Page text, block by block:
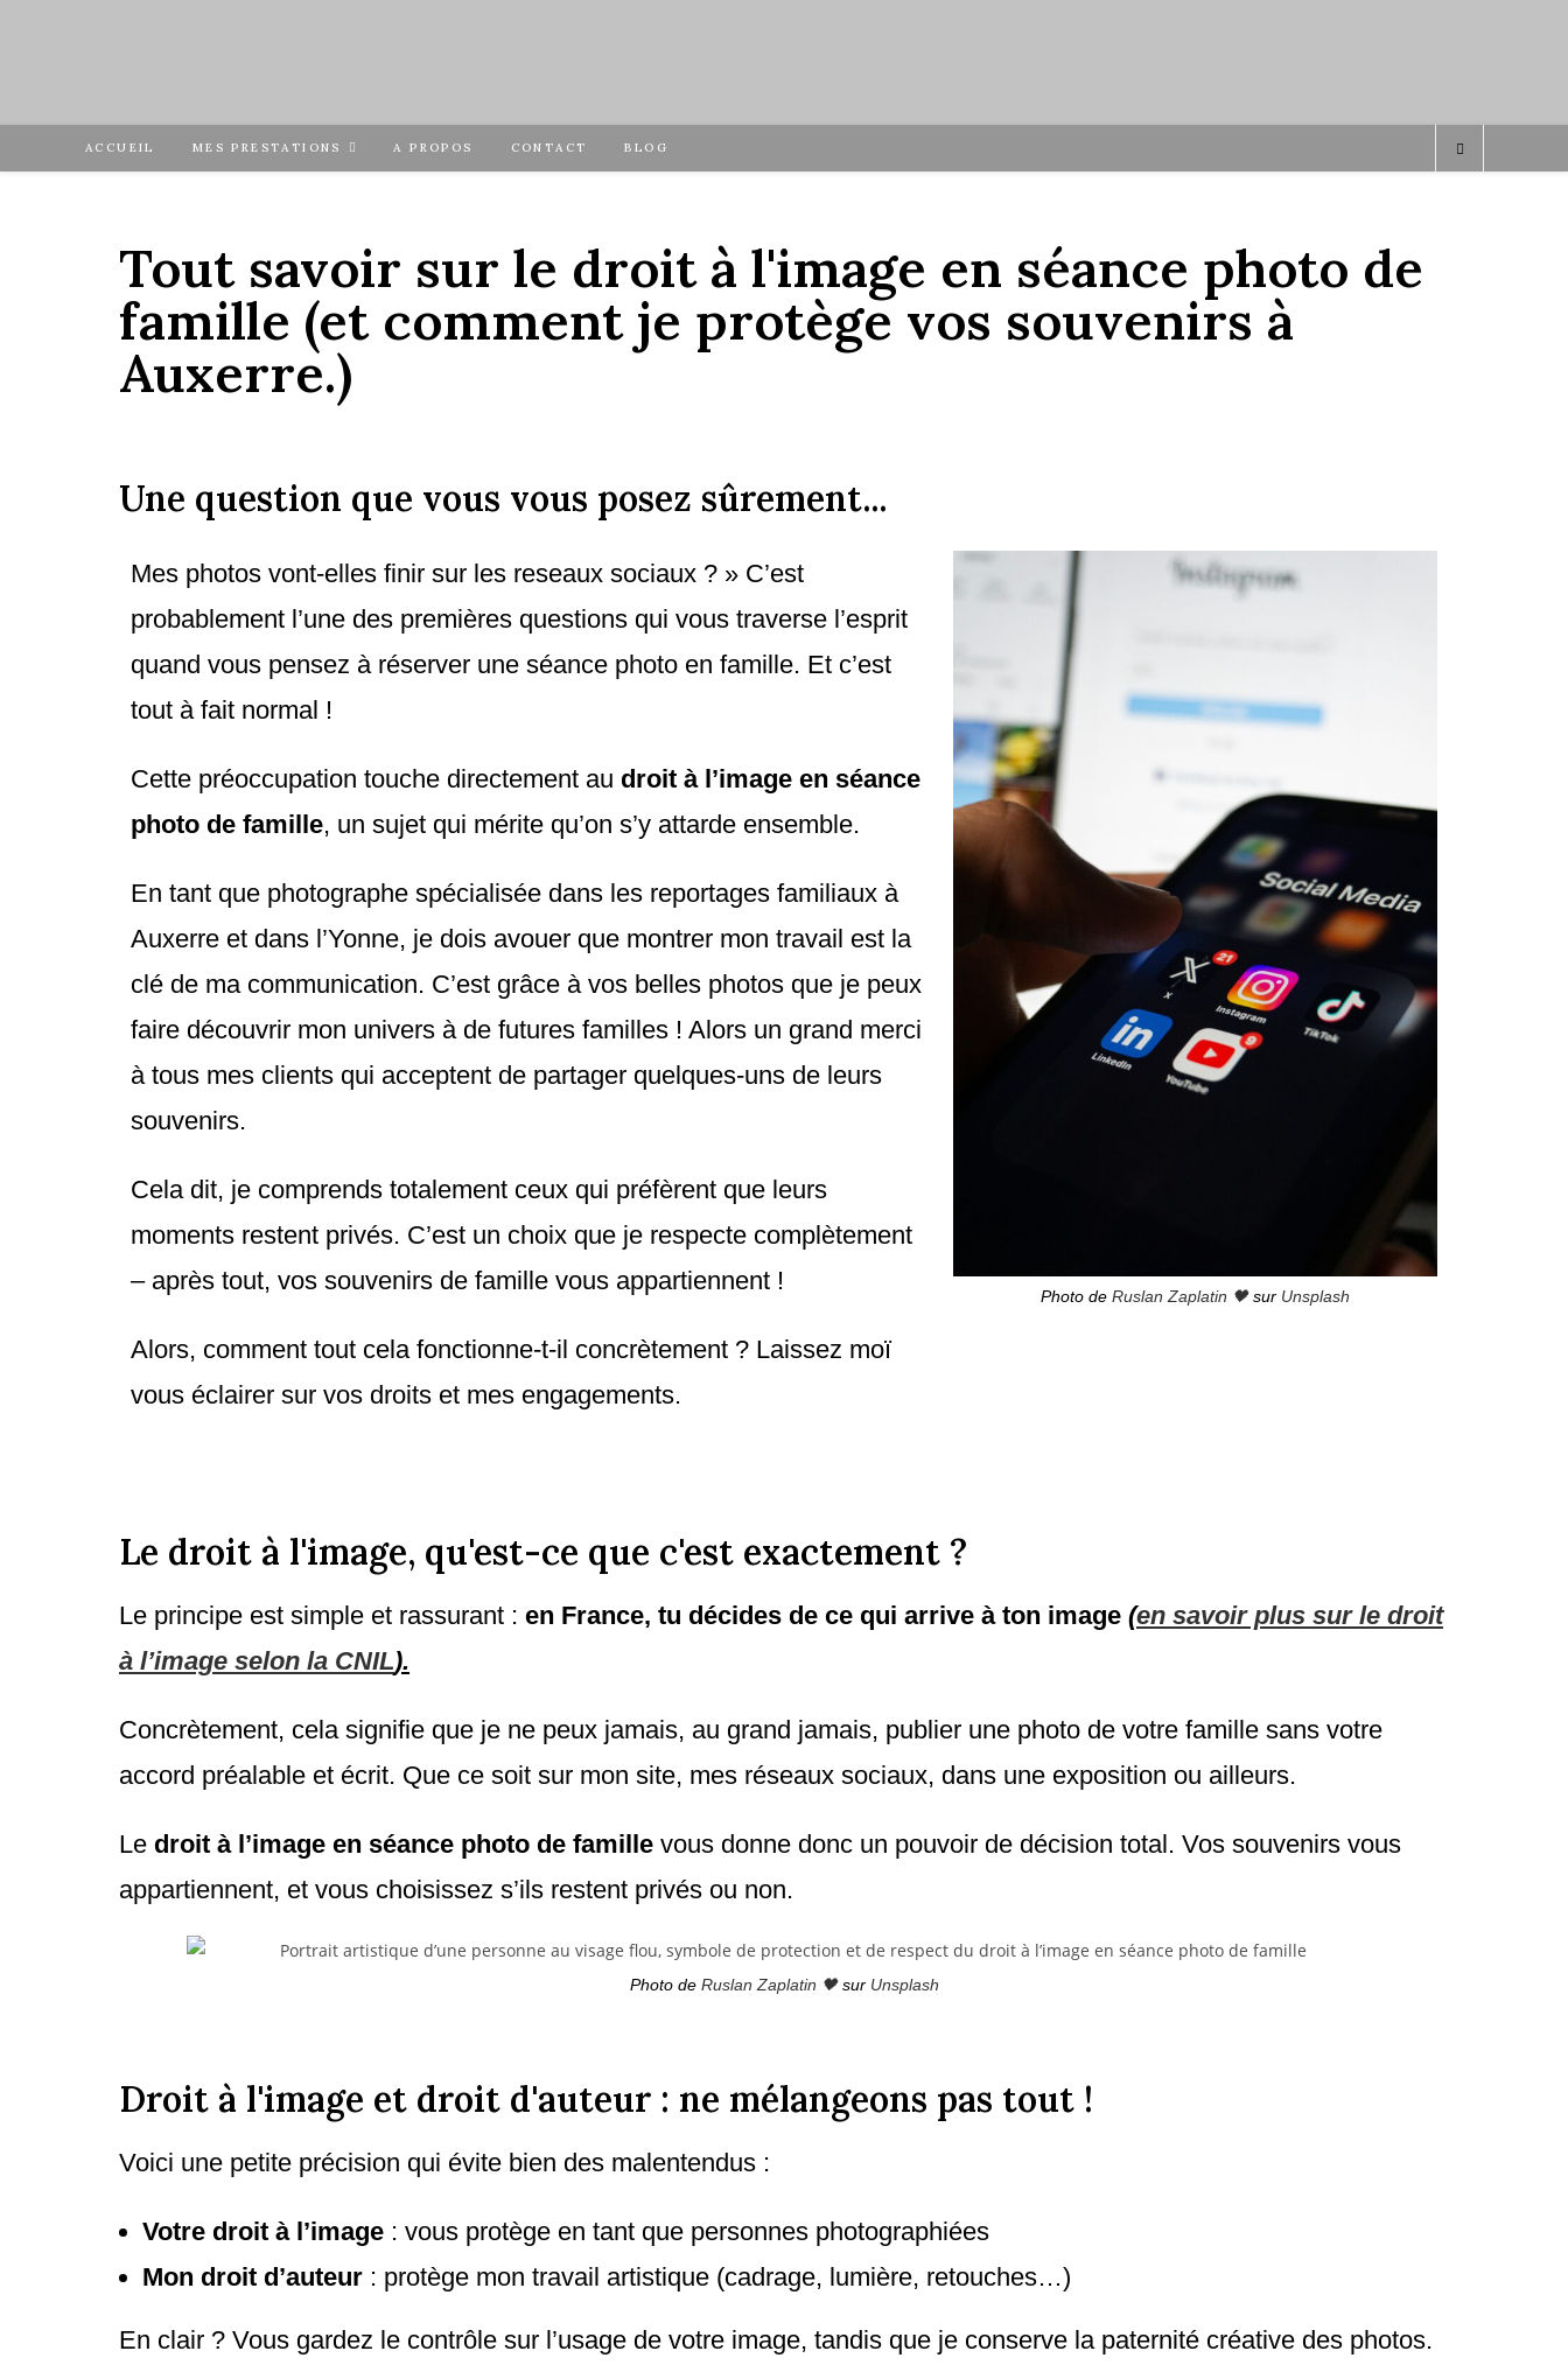
ACCUEIL MES PRESTATIONS A PROPOS CONTACT BLOG
Tout savoir sur le droit à l'image en séance photo de
famille (et comment je protège vos souvenirs à
Auxerre.)
Une question que vous vous posez sûrement...
Mes photos vont-elles finir sur les reseaux sociaux ? » C’est
probablement l’une des premières questions qui vous traverse l’esprit
quand vous pensez à réserver une séance photo en famille. Et c’est
tout à fait normal !
Cette préoccupation touche directement au droit à l’image en séance
photo de famille, un sujet qui mérite qu’on s’y attarde ensemble.
En tant que photographe spécialisée dans les reportages familiaux à
Auxerre et dans l’Yonne, je dois avouer que montrer mon travail est la
clé de ma communication. C’est grâce à vos belles photos que je peux
faire découvrir mon univers à de futures familles ! Alors un grand merci
à tous mes clients qui acceptent de partager quelques-uns de leurs
souvenirs.
Cela dit, je comprends totalement ceux qui préfèrent que leurs
moments restent privés. C’est un choix que je respecte complètement
– après tout, vos souvenirs de famille vous appartiennent !
Alors, comment tout cela fonctionne-t-il concrètement ? Laissez moï
vous éclairer sur vos droits et mes engagements.
Photo deRuslan Zaplatin 🖤sur Unsplash
Le droit à l'image, qu'est-ce que c'est exactement ?
Le principe est simple et rassurant : en France, tu décides de ce qui arrive à ton image (en savoir plus sur le droit
à l’image selon la CNIL).
Concrètement, cela signifie que je ne peux jamais, au grand jamais, publier une photo de votre famille sans votre
accord préalable et écrit. Que ce soit sur mon site, mes réseaux sociaux, dans une exposition ou ailleurs.
Le droit à l’image en séance photo de famille vous donne donc un pouvoir de décision total. Vos souvenirs vous
appartiennent, et vous choisissez s’ils restent privés ou non.
Photo de Ruslan Zaplatin 🖤sur Unsplash
Droit à l'image et droit d'auteur : ne mélangeons pas tout !
Voici une petite précision qui évite bien des malentendus :
Votre droit à l’image : vous protège en tant que personnes photographiées
Mon droit d’auteur : protège mon travail artistique (cadrage, lumière, retouches…)
En clair ? Vous gardez le contrôle sur l’usage de votre image, tandis que je conserve la paternité créative des photos.